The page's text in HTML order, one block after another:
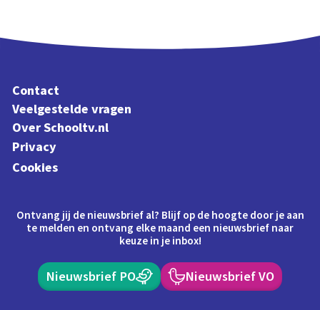
Contact
Veelgestelde vragen
Over Schooltv.nl
Privacy
Cookies
Ontvang jij de nieuwsbrief al? Blijf op de hoogte door je aan
te melden en ontvang elke maand een nieuwsbrief naar
keuze in je inbox!
Nieuwsbrief PO Nieuwsbrief VO